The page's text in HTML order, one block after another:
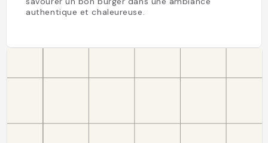
authentique et chaleureuse.